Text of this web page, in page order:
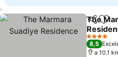
Partilhar
The
4 Estrelas
8,5
a 10.1